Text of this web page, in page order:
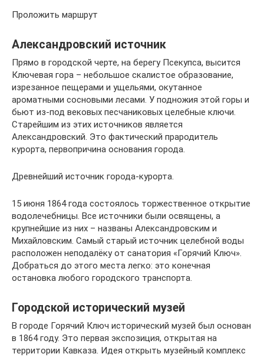
Проложить маршрут
Александровский источник
Прямо в городской черте, на берегу Псекупса, высится
Ключевая гора – небольшое скалистое образование,
изрезанное пещерами и ущельями, окутанное
ароматными сосновыми лесами. У подножия этой горы и
бьют из-под вековых песчаниковых целебные ключи.
Старейшим из этих источников является
Александровский. Это фактический прародитель
курорта, первопричина основания города.
Древнейший источник города-курорта.
15 июня 1864 года состоялось торжественное открытие
водолечебницы. Все источники были освящены, а
крупнейшие из них – названы Александровским и
Михайловским. Самый старый источник целебной воды
расположен неподалёку от санатория «Горячий Ключ».
Добраться до этого места легко: это конечная
остановка любого городского транспорта.
Городской исторический музей
В городе Горячий Ключ исторический музей был основан
в 1864 году. Это первая экспозиция, открытая на
территории Кавказа. Идея открыть музейный комплекс